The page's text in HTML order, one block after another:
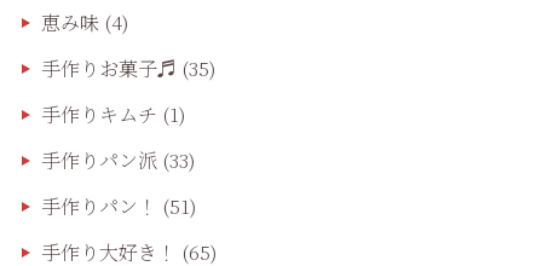
恵み味(4)
手作りお菓子♬ (35)
手作りキムチ (1)
手作りパン派 (33)
手作りパン！ (51)
手作り大好き！ (65)